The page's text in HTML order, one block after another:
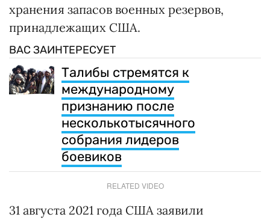
хранения запасов военных резервов,
принадлежащих США.
ВАС ЗАИНТЕРЕСУЕТ
Талибы стремятся к
международному
признанию после
несколькотысячного
собрания лидеров
боевиков
RELATED VIDEO
31 августа 2021 года США заявили